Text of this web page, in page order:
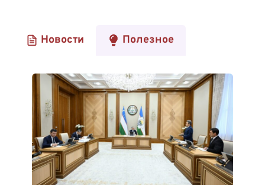
Новости Полезное